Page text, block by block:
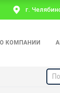
г.
О КОМПАНИИ